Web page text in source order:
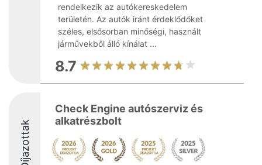
rendelkezik az autókereskedelem
területén. Az autók iránt érdeklődőket
széles, elsősorban minőségi, használt
járművekből álló kínálat ...
8.7
Díjazottak
Check Engine autószerviz és
alkatrészbolt